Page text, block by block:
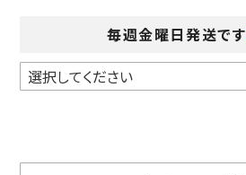
毎週金曜日発送です